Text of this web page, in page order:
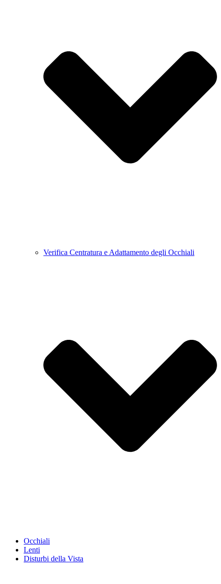
Verifica Centratura e Adattamento degli Occhiali
Occhiali
Lenti
Disturbi della Vista